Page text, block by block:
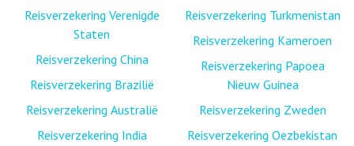
Reisverzekering Verenigde
Staten
Reisverzekering China
Reisverzekering Brazilië
Reisverzekering Australië
Reisverzekering India
Reisverzekering Turkmenistan
Reisverzekering Kameroen
Reisverzekering Papoea
Nieuw Guinea
Reisverzekering Zweden
Reisverzekering Oezbekistan